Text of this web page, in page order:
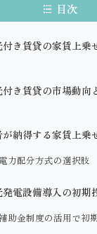
目次
き賃貸の家賃上乗
き賃貸の市場動向
が納得する家賃上乗
力配分方式の選択肢
電設備導入の初期
助金制度の活用で初